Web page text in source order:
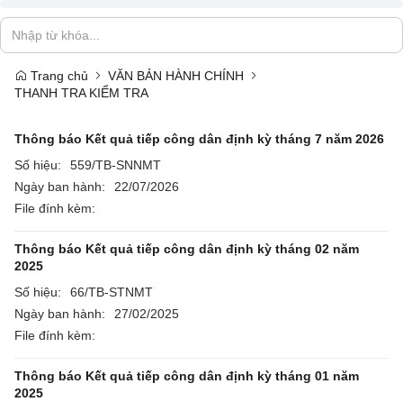
Trang chủ
VĂN BẢN HÀNH CHÍNH
THANH TRA KIỂM TRA
Thông báo Kết quả tiếp công dân định kỳ tháng 7 năm 2026
Số hiệu:
559/TB-SNNMT
Ngày ban hành:
22/07/2026
File đính kèm:
Thông báo Kết quả tiếp công dân định kỳ tháng 02 năm
2025
Số hiệu:
66/TB-STNMT
Ngày ban hành:
27/02/2025
File đính kèm:
Thông báo Kết quả tiếp công dân định kỳ tháng 01 năm
2025